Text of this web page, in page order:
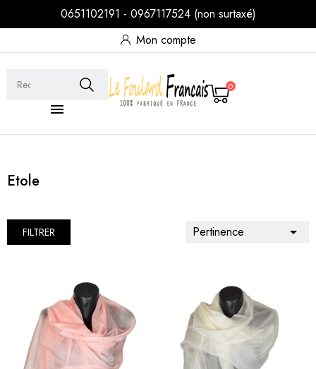
0651102191 - 0967117524 (non surtaxé)
Mon compte

0
Etole
FILTRER Pertinence 